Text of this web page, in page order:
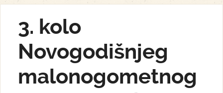
3. kolo
Novogodišnjeg
malonogometnog